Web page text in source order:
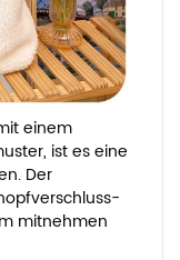
einem
ist es eine
Der
mitnehmen